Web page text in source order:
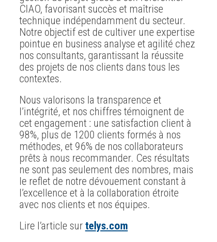
CIAO, favorisant succès et maîtrise
technique indépendamment du secteur.
Notre objectif est de cultiver une expertise
pointue en business analyse et agilité chez
nos consultants, garantissant la réussite
des projets de nos clients dans tous les
contextes.
Nous valorisons la transparence et
l’intégrité, et nos chiffres témoignent de
cet engagement : une satisfaction client à
98%, plus de 1200 clients formés à nos
méthodes, et 96% de nos collaborateurs
prêts à nous recommander. Ces résultats
ne sont pas seulement des nombres, mais
le reflet de notre dévouement constant à
l’excellence et à la collaboration étroite
avec nos clients et nos équipes.
Lire l’article surtelys.com